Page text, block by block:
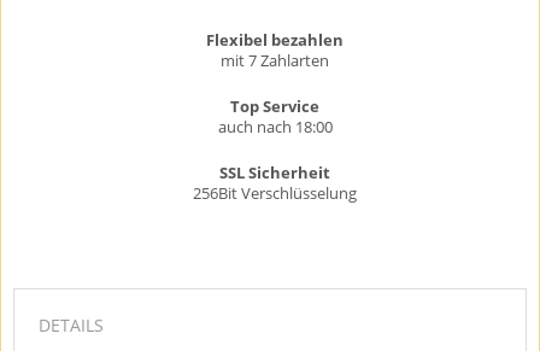
Flexibel bezahlen
mit 7 Zahlarten
Top Service
auch nach 18:00
SSL Sicherheit
256Bit Verschlüsselung
DETAILS